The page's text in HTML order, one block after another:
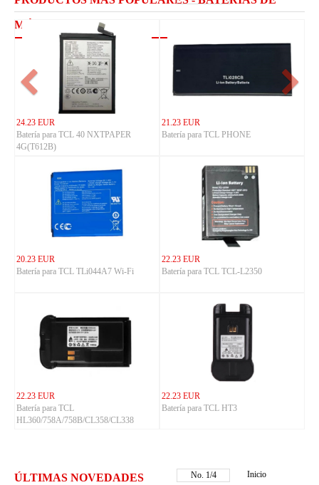
MÓVILES ALCATEL
24.23 EUR
Batería para TCL 40 NXTPAPER
4G(T612B)
21.23 EUR
Batería para TCL PHONE
20.23 EUR
Batería para TCL TLi044A7 Wi-Fi
22.23 EUR
Batería para TCL TCL-L2350
22.23 EUR
Batería para TCL
HL360/758A/758B/CL358/CL338
22.23 EUR
Batería para TCL HT3
ÚLTIMAS NOVEDADES No. 1/4 Inicio